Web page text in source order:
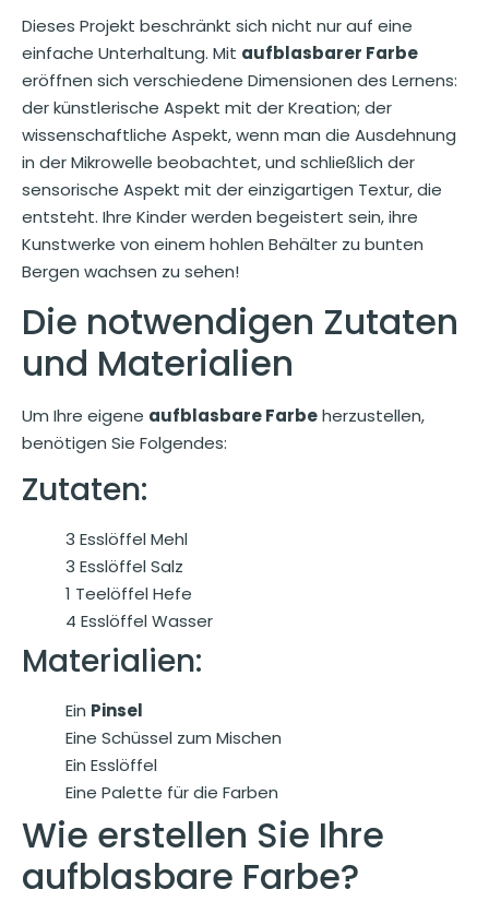
Dieses Projekt beschränkt sich nicht nur auf eine
einfache Unterhaltung. Mit aufblasbarer Farbe
eröffnen sich verschiedene Dimensionen des Lernens:
der künstlerische Aspekt mit der Kreation; der
wissenschaftliche Aspekt, wenn man die Ausdehnung
in der Mikrowelle beobachtet, und schließlich der
sensorische Aspekt mit der einzigartigen Textur, die
entsteht. Ihre Kinder werden begeistert sein, ihre
Kunstwerke von einem hohlen Behälter zu bunten
Bergen wachsen zu sehen!
Die notwendigen Zutaten
und Materialien
Um Ihre eigene aufblasbare Farbeherzustellen,
benötigen Sie Folgendes:
Zutaten:
3 Esslöffel Mehl
3 Esslöffel Salz
1 Teelöffel Hefe
4 Esslöffel Wasser
Materialien:
Ein Pinsel
Eine Schüssel zum Mischen
Ein Esslöffel
Eine Palette für die Farben
Wie erstellen Sie Ihre
aufblasbare Farbe?